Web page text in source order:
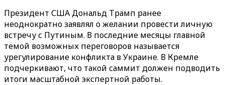
Президент США Дональд Трамп ранее
неоднократно заявлял о желании провести личную
встречу с Путиным. В последние месяцы главной
темой возможных переговоров называется
урегулирование конфликта в Украине. В Кремле
подчеркивают, что такой саммит должен подводить
итоги масштабной экспертной работы.